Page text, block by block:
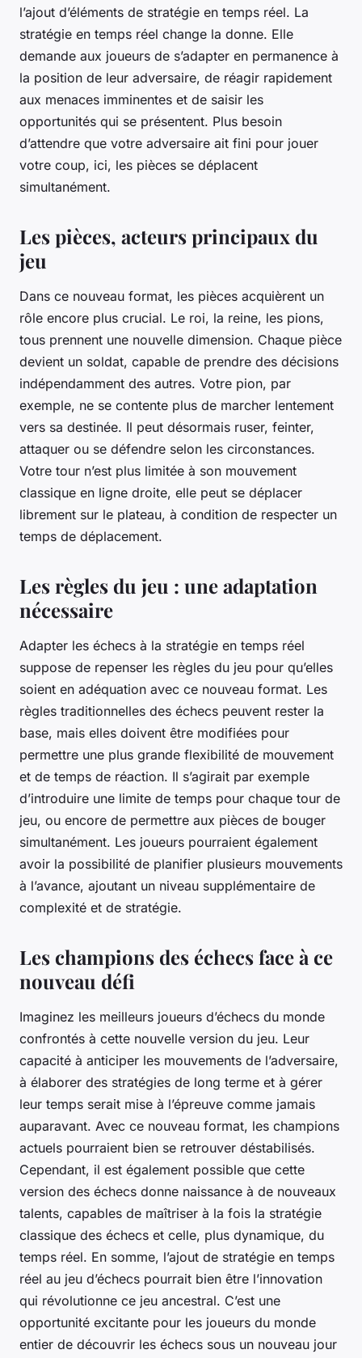
l’ajout d’éléments de stratégie en temps réel. La
stratégie en temps réel change la donne. Elle
demande aux joueurs de s’adapter en permanence à
la position de leur adversaire, de réagir rapidement
aux menaces imminentes et de saisir les
opportunités qui se présentent. Plus besoin
d’attendre que votre adversaire ait fini pour jouer
votre coup, ici, les pièces se déplacent
simultanément.
Les pièces, acteurs principaux du
jeu
Dans ce nouveau format, les pièces acquièrent un
rôle encore plus crucial. Le roi, la reine, les pions,
tous prennent une nouvelle dimension. Chaque pièce
devient un soldat, capable de prendre des décisions
indépendamment des autres. Votre pion, par
exemple, ne se contente plus de marcher lentement
vers sa destinée. Il peut désormais ruser, feinter,
attaquer ou se défendre selon les circonstances.
Votre tour n’est plus limitée à son mouvement
classique en ligne droite, elle peut se déplacer
librement sur le plateau, à condition de respecter un
temps de déplacement.
Les règles du jeu : une adaptation
nécessaire
Adapter les échecs à la stratégie en temps réel
suppose de repenser les règles du jeu pour qu’elles
soient en adéquation avec ce nouveau format. Les
règles traditionnelles des échecs peuvent rester la
base, mais elles doivent être modifiées pour
permettre une plus grande flexibilité de mouvement
et de temps de réaction. Il s’agirait par exemple
d’introduire une limite de temps pour chaque tour de
jeu, ou encore de permettre aux pièces de bouger
simultanément. Les joueurs pourraient également
avoir la possibilité de planifier plusieurs mouvements
à l’avance, ajoutant un niveau supplémentaire de
complexité et de stratégie.
Les champions des échecs face à ce
nouveau défi
Imaginez les meilleurs joueurs d’échecs du monde
confrontés à cette nouvelle version du jeu. Leur
capacité à anticiper les mouvements de l’adversaire,
à élaborer des stratégies de long terme et à gérer
leur temps serait mise à l’épreuve comme jamais
auparavant. Avec ce nouveau format, les champions
actuels pourraient bien se retrouver déstabilisés.
Cependant, il est également possible que cette
version des échecs donne naissance à de nouveaux
talents, capables de maîtriser à la fois la stratégie
classique des échecs et celle, plus dynamique, du
temps réel. En somme, l’ajout de stratégie en temps
réel au jeu d’échecs pourrait bien être l’innovation
qui révolutionne ce jeu ancestral. C’est une
opportunité excitante pour les joueurs du monde
entier de découvrir les échecs sous un nouveau jour